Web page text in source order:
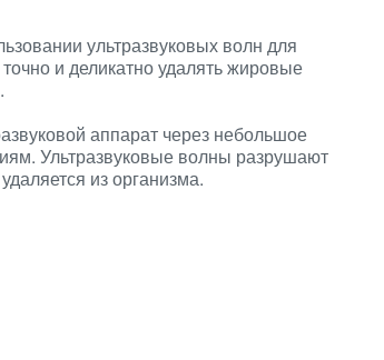
ультразвуковых волн для
и деликатно удалять жировые
аппарат через небольшое
Ультразвуковые волны разрушают
из организма.